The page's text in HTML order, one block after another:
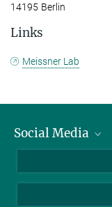
14195 Berlin
Links
Meissner Lab
Social Media